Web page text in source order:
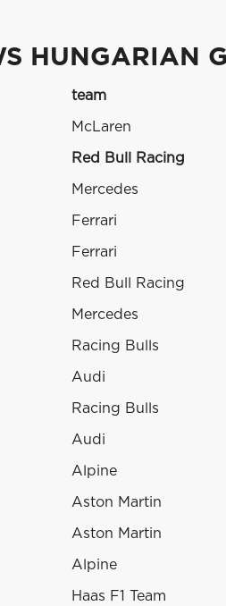
HUNGARIAN
team
McLaren
Red Bull Racing
Mercedes
Ferrari
Ferrari
Red Bull Racing
Mercedes
Racing Bulls
Audi
Racing Bulls
Audi
Alpine
Aston Martin
Aston Martin
Alpine
Haas F1 Team